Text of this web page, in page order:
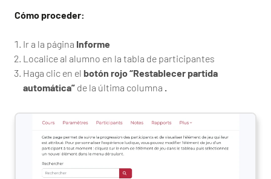
Cómo proceder:
Ir a la página Informe
Localice al alumno en la tabla de participantes
Haga clic en el botón rojo “Restablecer partida
automática” de la última columna